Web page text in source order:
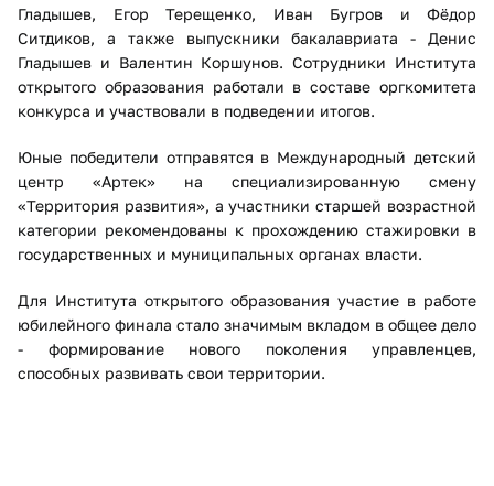
Гладышев, Егор Терещенко, Иван Бугров и Фёдор
Ситдиков, а также выпускники бакалавриата - Денис
Гладышев и Валентин Коршунов. Сотрудники Института
открытого образования работали в составе оргкомитета
конкурса и участвовали в подведении итогов.
Юные победители отправятся в Международный детский
центр «Артек» на специализированную смену
«Территория развития», а участники старшей возрастной
категории рекомендованы к прохождению стажировки в
государственных и муниципальных органах власти.
Для Института открытого образования участие в работе
юбилейного финала стало значимым вкладом в общее дело
- формирование нового поколения управленцев,
способных развивать свои территории.